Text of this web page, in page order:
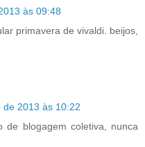
às 09:48
primavera de vivaldi. beijos,
2013 às 10:22
de blogagem coletiva, nunca